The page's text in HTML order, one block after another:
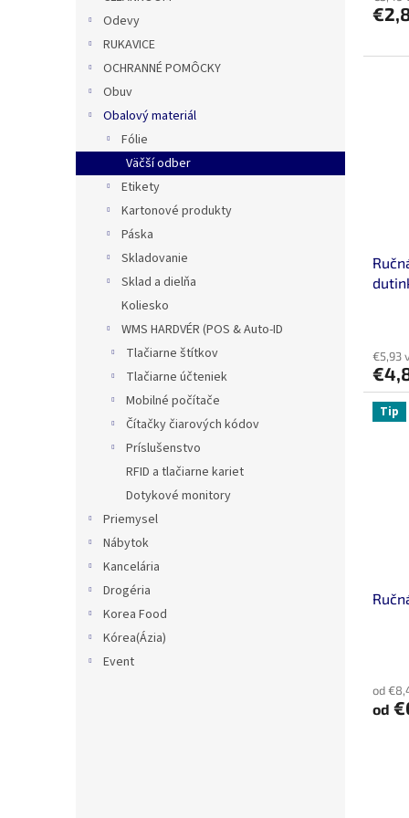
Odevy
RUKAVICE
OCHRANNÉ POMÔCKY
Obuv
Obalový materiál
Fólie
Väčší odber
Etikety
Kartonové produkty
Páska
Skladovanie
Sklad a dielňa
Koliesko
WMS HARDVÉR (POS & Auto-ID
Tlačiarne štítkov
Tlačiarne účteniek
Mobilné počítače
Čítačky čiarových kódov
Príslušenstvo
RFID a tlačiarne kariet
Dotykové monitory
Priemysel
Nábytok
Kancelária
Drogéria
Korea Food
Kórea(Ázia)
Event
€5,93
Tip
od
od